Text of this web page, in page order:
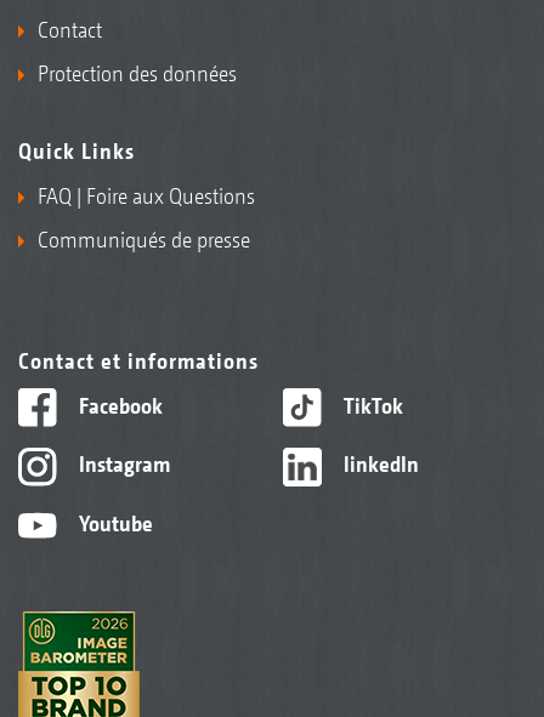
Contact
Protection des données
Quick Links
FAQ | Foire aux Questions
Communiqués de presse
Contact et informations
Facebook
Instagram
Youtube
TikTok
linkedIn